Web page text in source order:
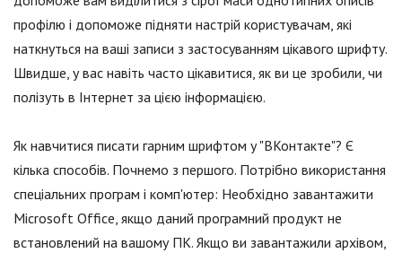
профілю і допоможе підняти настрій користувачам, які
наткнуться на ваші записи з застосуванням цікавого шрифту.
Швидше, у вас навіть часто цікавитися, як ви це зробили, чи
полізуть в Інтернет за цією інформацією.
Як навчитися писати гарним шрифтом у "ВКонтакте"? Є
кілька способів. Почнемо з першого. Потрібно використання
спеціальних програм і комп'ютер: Необхідно завантажити
Microsoft Office, якщо даний програмний продукт не
встановлений на вашому ПК. Якщо ви завантажили архівом,